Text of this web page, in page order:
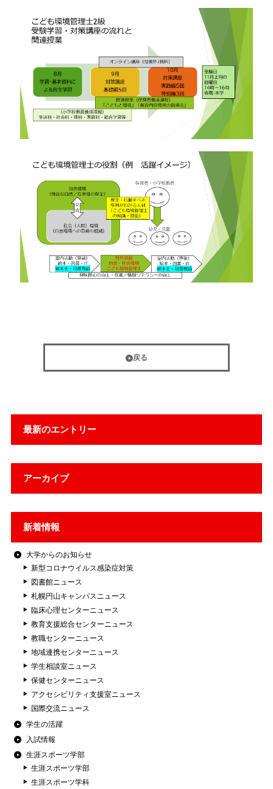
最新のエントリー
アーカイブ
新着情報
大学からのお知らせ
新型コロナウイルス感染症対策
図書館ニュース
札幌円山キャンパスニュース
臨床心理センターニュース
教育支援総合センターニュース
教職センターニュース
地域連携センターニュース
学生相談室ニュース
保健センターニュース
アクセシビリティ支援室ニュース
国際交流ニュース
学生の活躍
入試情報
生涯スポーツ学部
生涯スポーツ学部
生涯スポーツ学科
戻る